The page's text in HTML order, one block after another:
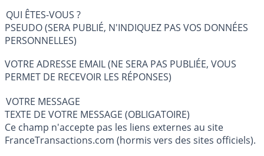
QUI ÊTES-VOUS ?
PSEUDO (SERA PUBLIÉ, N'INDIQUEZ PAS VOS DONNÉES
PERSONNELLES)
VOTRE ADRESSE EMAIL (NE SERA PAS PUBLIÉE, VOUS
PERMET DE RECEVOIR LES RÉPONSES)
VOTRE MESSAGE
TEXTE DE VOTRE MESSAGE (OBLIGATOIRE)
Ce champ n'accepte pas les liens externes au site
FranceTransactions.com (hormis vers des sites officiels).